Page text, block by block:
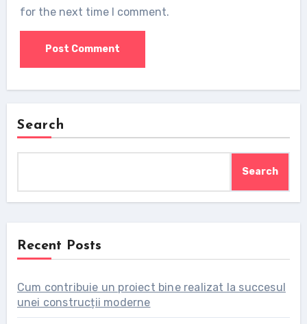
for the next time I comment.
Search
Search
Recent Posts
Cum contribuie un proiect bine realizat la succesul
unei construcții moderne